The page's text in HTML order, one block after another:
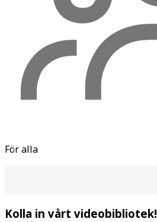
För alla
Kolla in vårt videobibliotek!